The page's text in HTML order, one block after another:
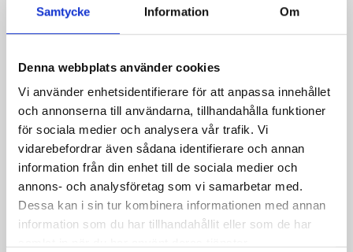
Samtycke Information Om
Denna webbplats använder cookies
Vi använder enhetsidentifierare för att anpassa innehållet
och annonserna till användarna, tillhandahålla funktioner
för sociala medier och analysera vår trafik. Vi
vidarebefordrar även sådana identifierare och annan
information från din enhet till de sociala medier och
annons- och analysföretag som vi samarbetar med.
Dessa kan i sin tur kombinera informationen med annan
information som du har tillhandahållit eller som de har
Mellanmjölk
1,5% laktosfri 3dl
A-fil 3% 1000g